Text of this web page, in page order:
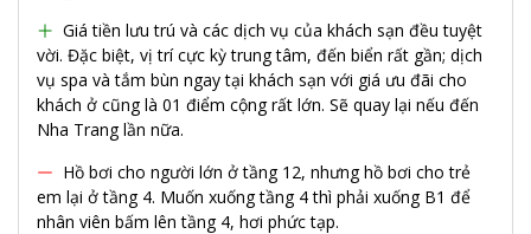
Giá tiền lưu trú và các dịch vụ của khách sạn đều tuyệt
vời. Đặc biệt, vị trí cực kỳ trung tâm, đến biển rất gần; dịch
vụ spa và tắm bùn ngay tại khách sạn với giá ưu đãi cho
khách ở cũng là 01 điểm cộng rất lớn. Sẽ quay lại nếu đến
Nha Trang lần nữa.
Hồ bơi cho người lớn ở tầng 12, nhưng hồ bơi cho trẻ
em lại ở tầng 4. Muốn xuống tầng 4 thì phải xuống B1 để
nhân viên bấm lên tầng 4, hơi phức tạp.